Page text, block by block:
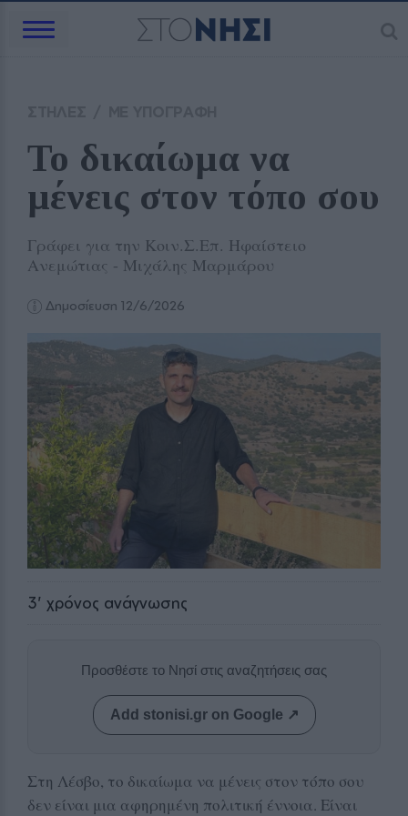
Το δικαίωμα να
μένεις στον τόπο σου
Γράφει για την Κοιν.Σ.Επ. Ηφαίστειο
Ανεμώτιας - Μιχάλης Μαρμάρου
Δημοσίευση 12/6/2026
3' χρόνος ανάγνωσης
Προσθέστε το Νησί στις αναζητήσεις σας
Add stonisi.gr on Google ↗
Στη Λέσβο, το δικαίωμα να μένεις στον τόπο σου
δεν είναι μια αφηρημένη πολιτική έννοια. Είναι